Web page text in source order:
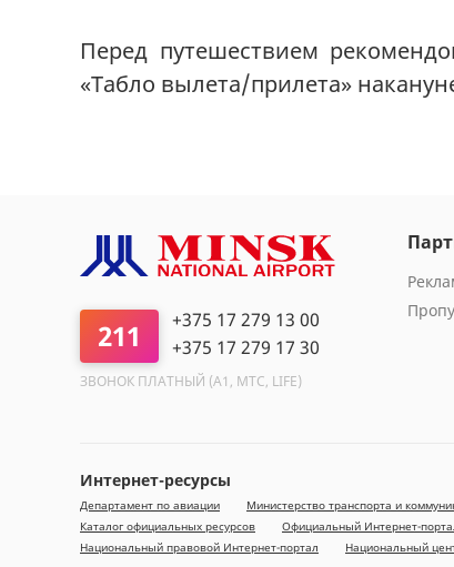
Перед путешествием
«Табло вылета/прилета»
211
+375 17 279 13 00
+375 17 279 17 30
ЗВОНОК ПЛАТНЫЙ (A1, МТС, LIFE)
Интернет-ресурсы
Департамент по авиации
Министерство транспорта и
Каталог официальных ресурсов
Официальный Интернет-
Национальный правовой Интернет-портал
Национальный